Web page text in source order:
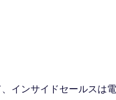
インサイドセールスは